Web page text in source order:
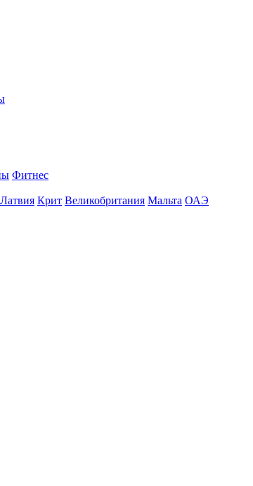
Фитнес
Латвия Крит Великобритания Мальта ОАЭ